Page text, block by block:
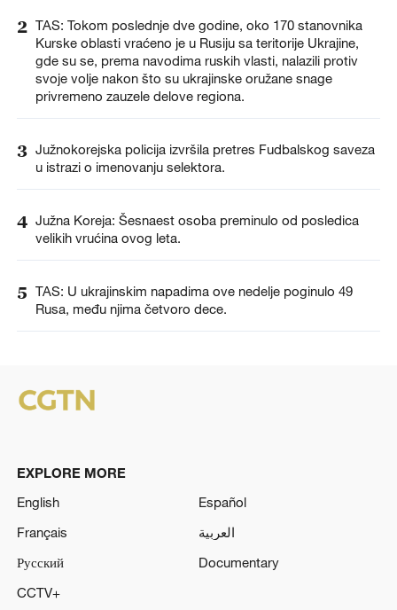
2 TAS: Tokom poslednje dve godine, oko 170 stanovnika
Kurske oblasti vraćeno je u Rusiju sa teritorije Ukrajine,
gde su se, prema navodima ruskih vlasti, nalazili protiv
svoje volje nakon što su ukrajinske oružane snage
privremeno zauzele delove regiona.
3 Južnokorejska policija izvršila pretres Fudbalskog saveza
u istrazi o imenovanju selektora.
4 Južna Koreja: Šesnaest osoba preminulo od posledica
velikih vrućina ovog leta.
5 TAS: U ukrajinskim napadima ove nedelje poginulo 49
Rusa, među njima četvoro dece.
EXPLORE MORE
English
Español
Français
العربية
Русский
Documentary
CCTV+